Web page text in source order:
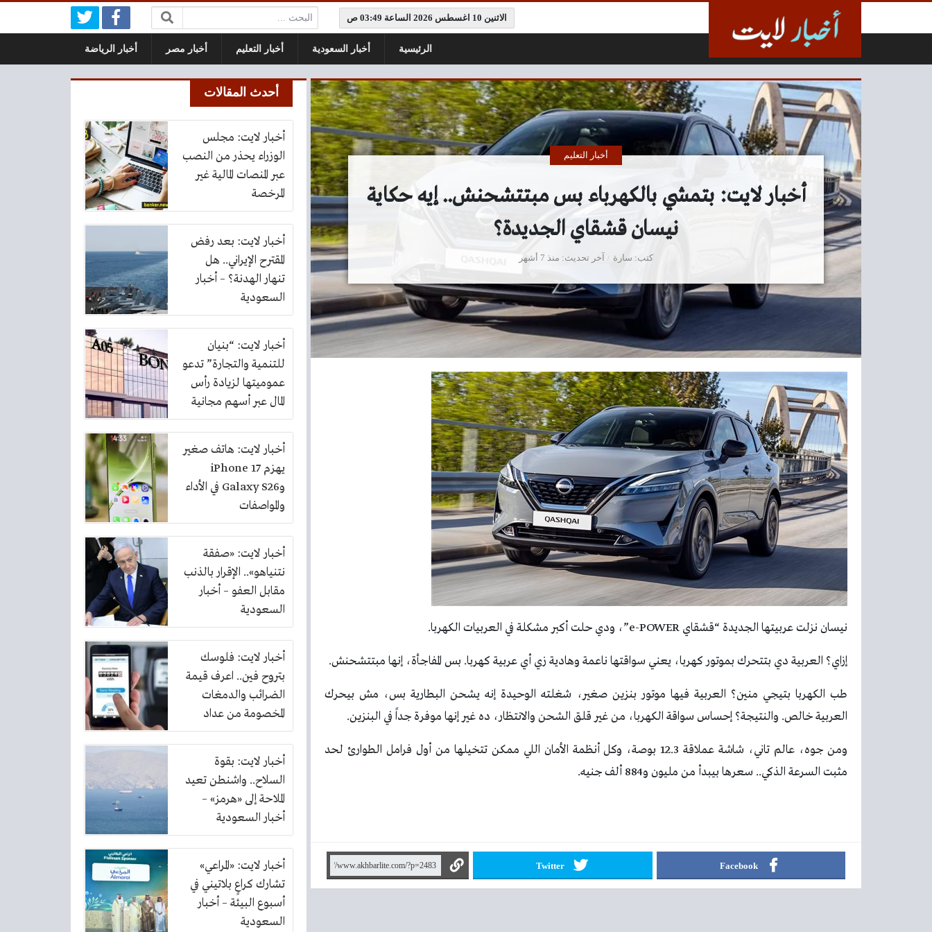
الاثنين 10 اغسطس 2026 الساعة 03:49 ص البحث:
الرئيسية أخبار السعودية أخبار التعليم أخبار مصر أخبار الرياضة
أخبار لايت: بتمشي بالكهرباء بس مبتتشحنش.. إيه حكاية
نيسان قشقاي الجديدة؟
كتب سارة
أخبار التعليم
آخر تحديث منذ 7 أشهر
نيسان نزلت عربيتها الجديدة “قشقاي e-POWER”، ودي حلت أكبر مشكلة في العربيات الكهربا.
إزاي؟ العربية دي بتتحرك بموتور كهربا، يعني سواقتها ناعمة وهادية زي أي عربية كهربا. بس المفاجأة، إنها مبتتشحنش.
طب الكهربا بتيجي منين؟ العربية فيها موتور بنزين صغير، شغلته الوحيدة إنه يشحن البطارية بس، مش بيحرك
العربية خالص. والنتيجة؟ إحساس سواقة الكهربا، من غير قلق الشحن والانتظار، ده غير إنها موفرة جداً في البنزين.
ومن جوه، عالم تاني، شاشة عملاقة 12.3 بوصة، وكل أنظمة الأمان اللي ممكن تتخيلها من أول فرامل الطوارئ لحد
مثبت السرعة الذكي.. سعرها بيبدأ من مليون و884 ألف جنيه.
Facebook
Twitter
أحدث المقالات
أخبار لايت: مجلس
الوزراء يحذر من النصب
عبر المنصات المالية غير
المرخصة
أخبار لايت: بعد رفض
المقترح الإيراني.. هل
تنهار الهدنة؟ – أخبار
السعودية
أخبار لايت: “بنيان
للتنمية والتجارة” تدعو
عموميتها لزيادة رأس
المال عبر أسهم مجانية
بنسبة 10%
أخبار لايت: هاتف صغير
يهزم iPhone 17
وGalaxy S26 في الأداء
والمواصفات
أخبار لايت: «صفقة
نتنياهو».. الإقرار بالذنب
مقابل العفو – أخبار
السعودية
أخبار لايت: فلوسك
بتروح فين.. اعرف قيمة
الضرائب والدمغات
المخصومة من عداد
الكهرباء
أخبار لايت: بقوة
السلاح.. واشنطن تعيد
الملاحة إلى «هرمز» –
أخبار السعودية
أخبار لايت: «المراعي»
تشارك كراعٍ بلاتيني في
أسبوع البيئة – أخبار
السعودية